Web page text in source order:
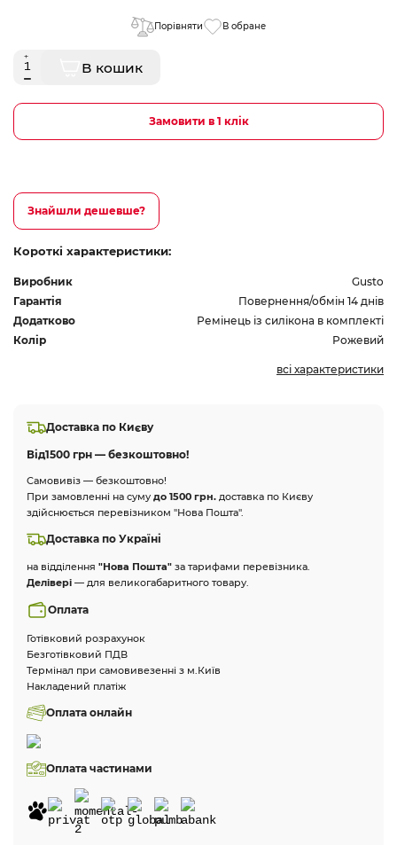
Порівняти В обране
В кошик
Замовити в 1 клік
Знайшли дешевше?
Короткі характеристики:
Виробник
Gusto
Гарантія
Повернення/обмін 14 днів
Додатково
Ремінець із силікона в комплекті
Колір
Рожевий
всі характеристики
Доставка по Києву
Від1500 грн — безкоштовно!
Самовивіз — безкоштовно!
При замовленні на суму до 1500 грн. доставка по Києву
здійснюється перевізником "Нова Пошта".
Доставка по Україні
на відділення "Нова Пошта" за тарифами перевізника.
Делівері — для великогабаритного товару.
Оплата
Готівковий розрахунок
Безготівковий ПДВ
Термінал при самовивезенні з м.Київ
Накладений платіж
Оплата онлайн
Оплата частинами